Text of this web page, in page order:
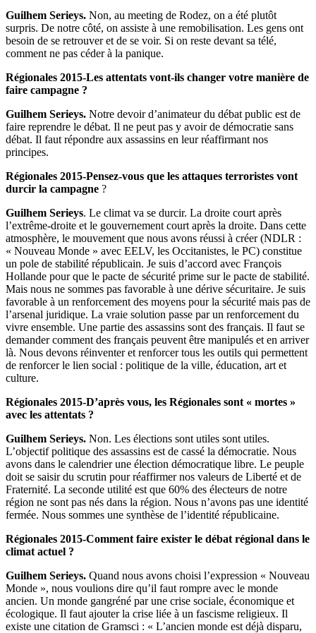
Guilhem Serieys. Non, au meeting de Rodez, on a été plutôt
surpris. De notre côté, on assiste à une remobilisation. Les gens ont
besoin de se retrouver et de se voir. Si on reste devant sa télé,
comment ne pas céder à la panique.
Régionales 2015-Les attentats vont-ils changer votre manière de
faire campagne ?
Guilhem Serieys. Notre devoir d’animateur du débat public est de
faire reprendre le débat. Il ne peut pas y avoir de démocratie sans
débat. Il faut répondre aux assassins en leur réaffirmant nos
principes.
Régionales 2015-Pensez-vous que les attaques terroristes vont
durcir la campagne ?
Guilhem Serieys. Le climat va se durcir. La droite court après
l’extrême-droite et le gouvernement court après la droite. Dans cette
atmosphère, le mouvement que nous avons réussi à créer (NDLR :
« Nouveau Monde » avec EELV, les Occitanistes, le PC) constitue
un pole de stabilité républicain. Je suis d’accord avec François
Hollande pour que le pacte de sécurité prime sur le pacte de stabilité.
Mais nous ne sommes pas favorable à une dérive sécuritaire. Je suis
favorable à un renforcement des moyens pour la sécurité mais pas de
l’arsenal juridique. La vraie solution passe par un renforcement du
vivre ensemble. Une partie des assassins sont des français. Il faut se
demander comment des français peuvent être manipulés et en arriver
là. Nous devons réinventer et renforcer tous les outils qui permettent
de renforcer le lien social : politique de la ville, éducation, art et
culture.
Régionales 2015-D’après vous, les Régionales sont « mortes »
avec les attentats ?
Guilhem Serieys. Non. Les élections sont utiles sont utiles.
L’objectif politique des assassins est de cassé la démocratie. Nous
avons dans le calendrier une élection démocratique libre. Le peuple
doit se saisir du scrutin pour réaffirmer nos valeurs de Liberté et de
Fraternité. La seconde utilité est que 60% des électeurs de notre
région ne sont pas nés dans la région. Nous n’avons pas une identité
fermée. Nous sommes une synthèse de l’identité républicaine.
Régionales 2015-Comment faire exister le débat régional dans le
climat actuel ?
Guilhem Serieys. Quand nous avons choisi l’expression « Nouveau
Monde », nous voulions dire qu’il faut rompre avec le monde
ancien. Un monde gangréné par une crise sociale, économique et
écologique. Il faut ajouter la crise liée à un fascisme religieux. Il
existe une citation de Gramsci : « L’ancien monde est déjà disparu,